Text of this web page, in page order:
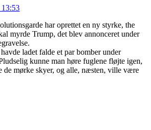
har oprettet en ny styrke, the
myrde Trump, det blev annonceret under
ladet falde et par bomber under
kunne man høre fuglene fløjte igen,
de mørke skyer, og alle, næsten, ville være